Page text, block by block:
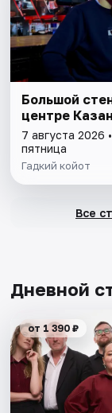
Большой
центре
7 августа 2026 •
пятница
Гадкий койот
Все
Дневной
от 1 390 ₽